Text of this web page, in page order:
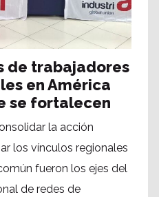
de trabajadores
en América
se fortalecen
la acción
los vínculos regionales
fueron los ejes del
de redes de